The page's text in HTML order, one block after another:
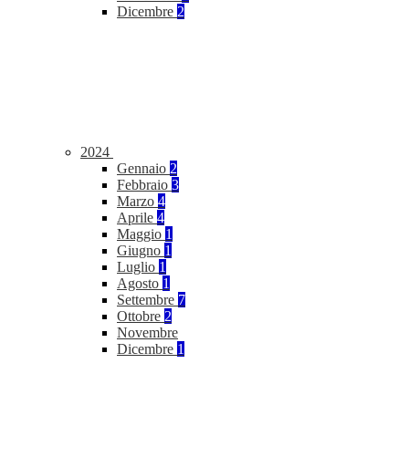
Dicembre 2
2024
Gennaio 2
Febbraio 3
Marzo 4
Aprile 4
Maggio 1
Giugno 1
Luglio 1
Agosto 1
Settembre 7
Ottobre 2
Novembre
Dicembre 1